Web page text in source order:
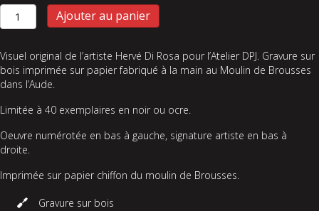
Ajouter au panier
Visuel original de l’artiste Hervé Di Rosa pour l’Atelier DPJ. Gravure sur
bois imprimée sur papier fabriqué à la main au Moulin de Brousses
dans l’Aude.
Limitée à 40 exemplaires en noir ou ocre.
Oeuvre numérotée en bas à gauche, signature artiste en bas à
droite.
Imprimée sur papier chiffon du moulin de Brousses.
Gravure sur bois